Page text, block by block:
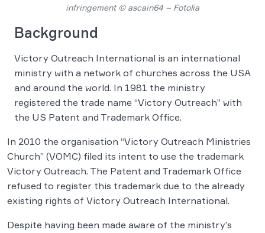
infringement © ascain64 – Fotolia
Background
Victory Outreach International is an international
ministry with a network of churches across the USA
and around the world. In 1981 the ministry
registered the trade name “Victory Outreach” with
the US Patent and Trademark Office.
In 2010 the organisation “Victory Outreach Ministries
Church” (VOMC) filed its intent to use the trademark
Victory Outreach. The Patent and Trademark Office
refused to register this trademark due to the already
existing rights of Victory Outreach International.
Despite having been made aware of the ministry’s